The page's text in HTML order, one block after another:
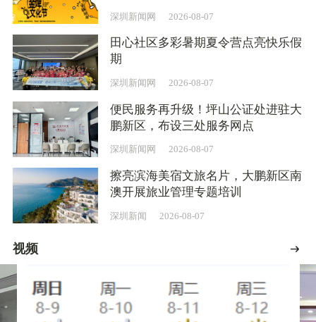
深圳新闻网 2026-08-07
田心社区多彩暑期夏令营点亮快乐假
期
深圳新闻网 2026-08-07
便民服务再升级！坪山公证处进驻大
鹏新区，布设三处服务网点
深圳新闻网 2026-08-07
擦亮滨海美宿文旅名片，大鹏新区南
澳开展旅业管理专题培训
深圳新闻 2026-08-07
视频